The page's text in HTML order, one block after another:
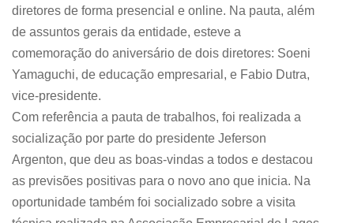
diretores de forma presencial e online. Na pauta, além
de assuntos gerais da entidade, esteve a
comemoração do aniversário de dois diretores: Soeni
Yamaguchi, de educação empresarial, e Fabio Dutra,
vice-presidente.
Com referência a pauta de trabalhos, foi realizada a
socialização por parte do presidente Jeferson
Argenton, que deu as boas-vindas a todos e destacou
as previsões positivas para o novo ano que inicia. Na
oportunidade também foi socializado sobre a visita